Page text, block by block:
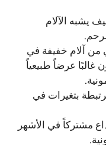
يشبه الآلام
من آلام خفيفة في
غالبًا عرضاً طبيعياً
بتغيرات في
مشتركاً في الأشهر